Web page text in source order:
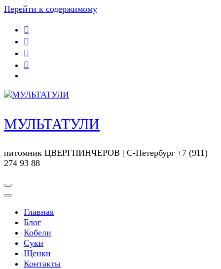
Перейти к содержимому
МУЛЬТАТУЛИ
питомник ЦВЕРГПИНЧЕРОВ | С-Петербург +7 (911)
274 93 88
Главная
Блог
Кобели
Суки
Щенки
Контакты